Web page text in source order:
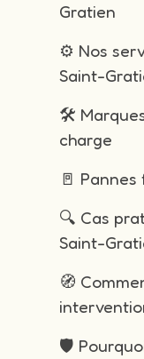
Gratien
⚙️ Nos
Saint-
🛠️
charge
🚪
🔍 Cas
Saint-
🧭
🛡️